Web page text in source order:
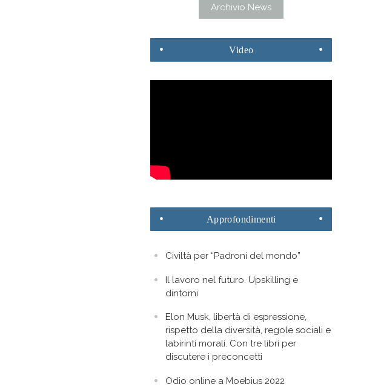
Archivio News
Video
Approfondimenti
Civiltà per “Padroni del mondo”
Il lavoro nel futuro. Upskilling e
dintorni
Elon Musk, libertà di espressione,
rispetto della diversità, regole sociali e
labirinti morali. Con tre libri per
discutere i preconcetti
Odio online a Moebius 2022